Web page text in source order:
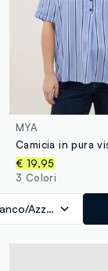
MYA
€ 19,95
3 Colori
Azzurro